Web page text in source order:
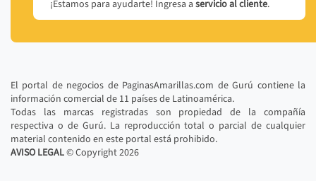
¡Estamos para ayudarte! Ingresa a servicio al cliente.
El portal de negocios de PaginasAmarillas.com de Gurú contiene la
información comercial de 11 países de Latinoamérica.
Todas las marcas registradas son propiedad de la compañía
respectiva o de Gurú. La reproducción total o parcial de cualquier
material contenido en este portal está prohibido.
AVISO LEGAL© Copyright2026